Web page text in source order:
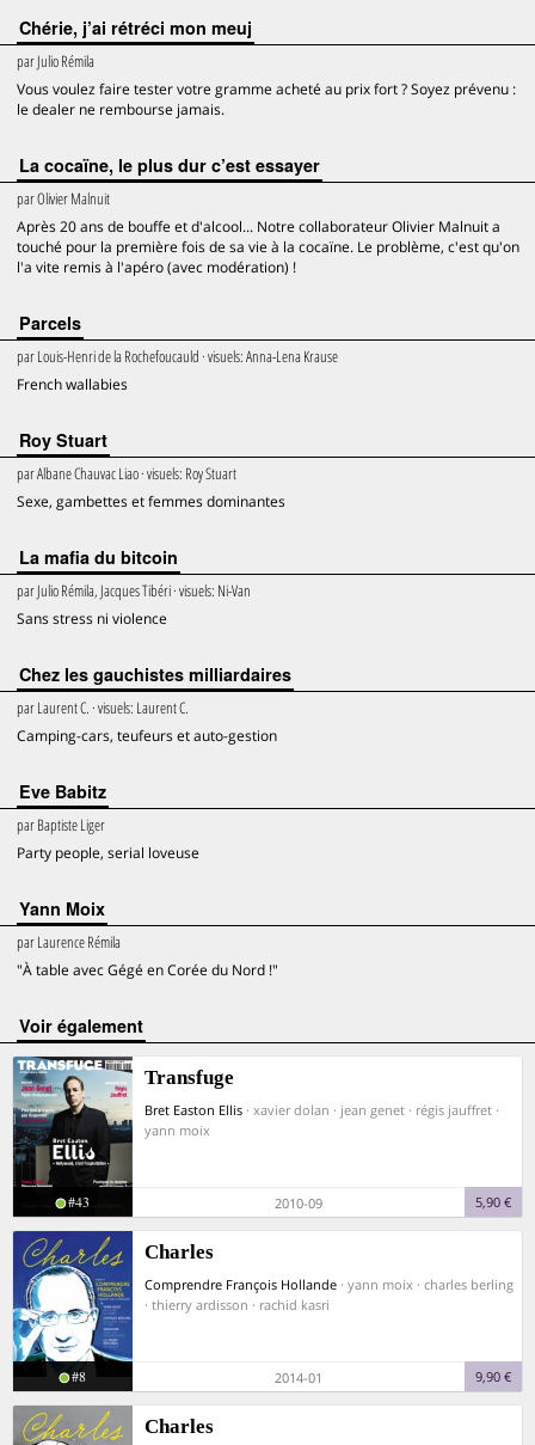
Chérie, j’ai rétréci mon meuj
parJulio Rémila
Vous voulez faire tester votre gramme acheté au prix fort ? Soyez prévenu :
le dealer ne rembourse jamais.
La cocaïne, le plus dur c’est essayer
parOlivier Malnuit
Après 20 ans de bouffe et d'alcool... Notre collaborateur Olivier Malnuit a
touché pour la première fois de sa vie à la cocaïne. Le problème, c'est qu'on
l'a vite remis à l'apéro (avec modération) !
Parcels
parLouis-Henri de la Rochefoucauld · visuels:Anna-Lena Krause
French wallabies
Roy Stuart
parAlbane Chauvac Liao· visuels: Roy Stuart
Sexe, gambettes et femmes dominantes
La mafia du bitcoin
parJulio Rémila, Jacques Tibéri· visuels: Ni-Van
Sans stress ni violence
Chez les gauchistes milliardaires
parLaurent C. · visuels: Laurent C.
Camping-cars, teufeurs et auto-gestion
Eve Babitz
parBaptiste Liger
Party people, serial loveuse
Yann Moix
parLaurence Rémila
"À table avec Gégé en Corée du Nord !"
voir également
Transfuge
Bret Easton Ellis · xavier dolan · jean genet · régis jauffret ·
yann moix
#43 2010-09 5,90 €
Charles
Comprendre François Hollande · yann moix · charles berling
· thierry ardisson · rachid kasri
#8 2014-01 9,90 €
Charles